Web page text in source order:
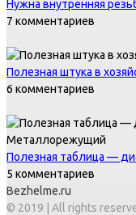
Нужна внутренняя
7 комментариев
Полезная штука в
6 комментариев
Металлорежущий
Полезная таблица —
5 комментариев
Bezhelme.ru
© 2019 | All rights